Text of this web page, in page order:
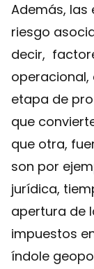
Además, las
riesgo
decir,
operacional,
etapa de
que
que otra,
son por
jurídica,
apertura de
impuestos
índole